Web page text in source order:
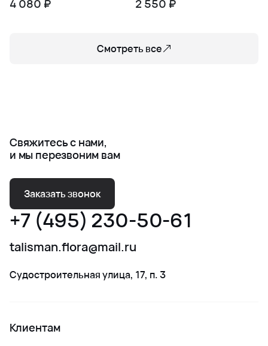
4 080 ₽ 2 550 ₽
Смотреть все
Свяжитесь с нами,
и мы перезвоним вам
Заказать звонок
+7 (495) 230-50-61
talisman.flora@mail.ru
Судостроительная улица, 17, п. 3
Клиентам